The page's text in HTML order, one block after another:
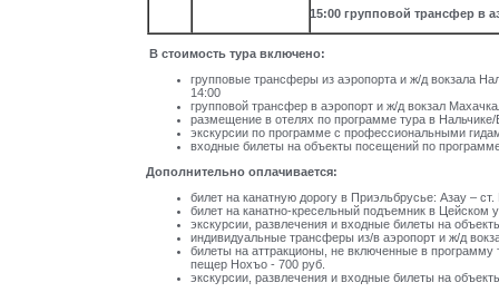
15:00 групповой трансфер в
В стоимость тура включено:
групповые трансферы из аэропорта и ж/д вокзала
14:00
групповой трансфер в аэропорт и ж/д вокзал
размещение в отелях по программе тура в
экскурсии по программе с профессиональными
входные билеты на объекты посещений по
Дополнительно оплачивается:
билет на канатную дорогу в Приэльбрусье: Азау –
билет на канатно-кресельный подъемник в Цейском
экскурсии, развлечения и входные билеты на
индивидуальные трансферы из/в аэропорт и ж/д
билеты на аттракционы, не включенные в программу
пещер Нохъо - 700 руб.
экскурсии, развлечения и входные билеты на